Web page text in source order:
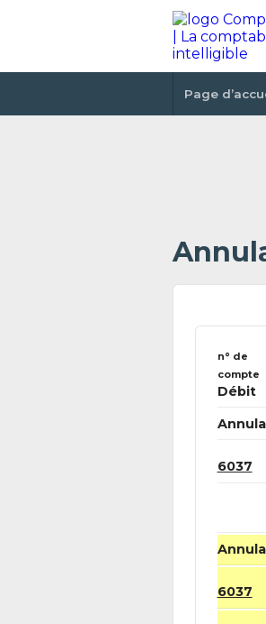
Page
n° de
compte
Débit
6037
6037